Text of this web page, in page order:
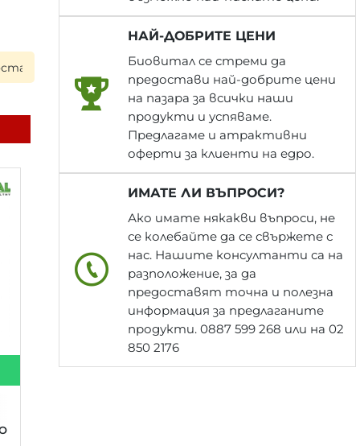
следващия работен ден при поръчка до 17:00 ч. ▪
НАЙ-ДОБРИТЕ ЦЕНИ
Биовитал се стреми да
предостави най-добрите цени
на пазара за всички наши
продукти и успяваме.
Предлагаме и атрактивни
оферти за клиенти на едро.
ИМАТЕ ЛИ ВЪПРОСИ?
Ако имате някакви въпроси, не
се колебайте да се свържете с
нас. Нашите консултанти са на
разположение, за да
предоставят точна и полезна
информация за предлаганите
продукти. 0887 599 268 или на 02
850 2176